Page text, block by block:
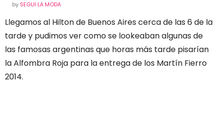
by SEGUI LA MODA
Llegamos al Hilton de Buenos Aires cerca de las 6 de la
tarde y pudimos ver como se lookeaban algunas de
las famosas argentinas que horas más tarde pisarían
la Alfombra Roja para la entrega de los Martín Fierro
2014.